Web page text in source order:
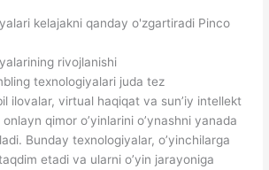
kelajakni qanday o'zgartiradi Pinco
rivojlanishi
texnologiyalari juda tez
ilovalar, virtual haqiqat va sun’iy intellekt
qimor o’yinlarini o’ynashni yanada
Bunday texnologiyalar, o’yinchilarga
etadi va ularni o’yin jarayoniga